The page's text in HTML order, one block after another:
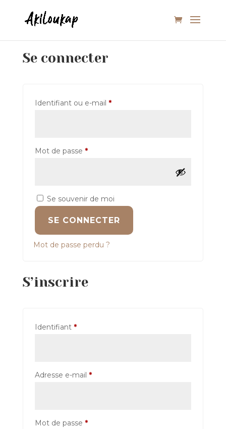
Se connecter
Identifiant ou e-mail *Obligatoire
Mot de passe *Obligatoire
Se souvenir de moi
SE CONNECTER
Mot de passe perdu ?
S’inscrire
Identifiant *Obligatoire
Adresse e-mail *Obligatoire
Mot de passe *Obligatoire